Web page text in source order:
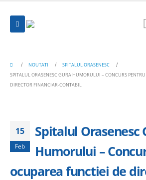
NOUTATI
SPITALUL ORASENESC
SPITALUL ORASENESC GURA HUMORULUI – CONCURS
DIRECTOR FINANCIAR-CONTABIL
15
Feb
Spitalul Orasenesc
Humorului –
ocuparea functiei de